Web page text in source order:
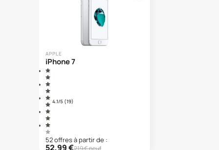
APPLE
iPhone 7
4.1/5 (19)
52offresà partir de :
52,99€219€ neuf